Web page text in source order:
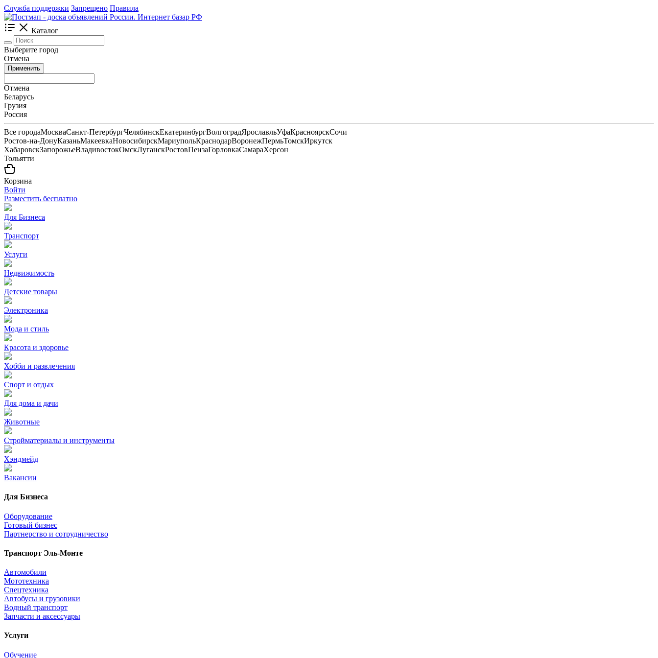
Служба поддержки Запрещено Правила
Каталог
Выберите город
Отмена
Применить
Отмена
Беларусь
Грузия
Россия
Все городаМоскваСанкт-ПетербургЧелябинскЕкатеринбургВолгоградЯрославльУфаКрасноярскСочи
Ростов-на-ДонуКазаньМакеевкаНовосибирскМариупольКраснодарВоронежПермьТомскИркутск
ХабаровскЗапорожьеВладивостокОмскЛуганскРостовПензаГорловкаСамараХерсон
Тольятти
Корзина
Войти
Разместить бесплатно
Для Бизнеса
Транспорт
Услуги
Недвижимость
Детские товары
Электроника
Мода и стиль
Красота и здоровье
Хобби и развлечения
Спорт и отдых
Для дома и дачи
Животные
Стройматериалы и инструменты
Хэндмейд
Вакансии
Для Бизнеса
Оборудование
Готовый бизнес
Партнерство и сотрудничество
Транспорт Эль-Монте
Автомобили
Мототехника
Спецтехника
Автобусы и грузовики
Водный транспорт
Запчасти и аксессуары
Услуги
Обучение